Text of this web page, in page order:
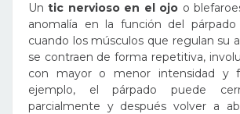
Untic nervioso en el ojo o
anomalía en la función del
cuando los músculos que regulan su
se contraen de forma repetitiva,
con mayor o menor intensidad y
ejemplo, el párpado puede
parcialmente y después volver a